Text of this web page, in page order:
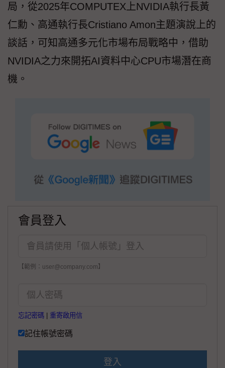
局，從2025年COMPUTEX上NVIDIA執行長黃
仁勳、高通執行長Cristiano Amon主題演說上的
談話，可知高通多元化市場布局戰略中，借助
NVIDIA之力來開拓AI資料中心CPU市場潛在商
機。
會員登入
【範例：user@company.com】
忘記密碼 重寄啟用信
記住帳號密碼
登入